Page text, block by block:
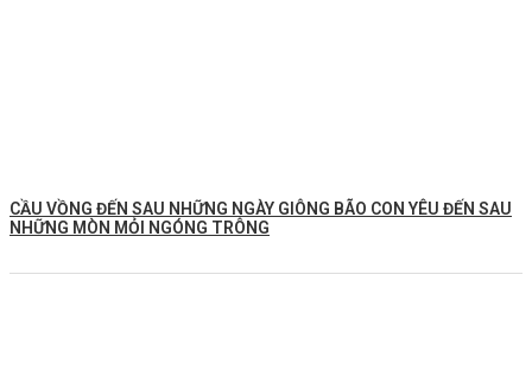
CẦU VỒNG ĐẾN SAU NHỮNG NGÀY GIÔNG BÃO CON YÊU ĐẾN SAU
NHỮNG MÒN MỎI NGÓNG TRÔNG